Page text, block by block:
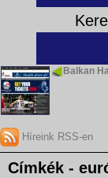
Balkan
Híreink RSS-en
Címkék -